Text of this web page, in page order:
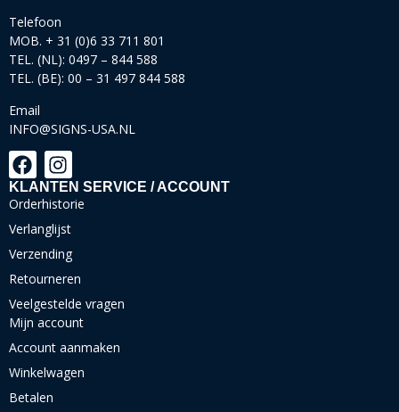
Telefoon
MOB. + 31 (0)6 33 711 801
TEL. (NL): 0497 – 844 588
TEL. (BE): 00 – 31 497 844 588
Email
INFO@SIGNS-USA.NL
KLANTEN SERVICE / ACCOUNT
Orderhistorie
Verlanglijst
Verzending
Retourneren
Veelgestelde vragen
Mijn account
Account aanmaken
Winkelwagen
Betalen